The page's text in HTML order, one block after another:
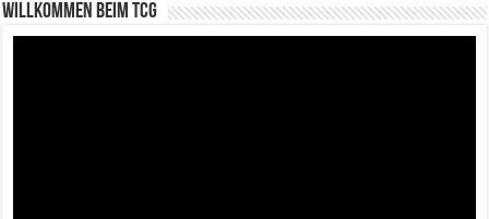
Willkommen beim TCG